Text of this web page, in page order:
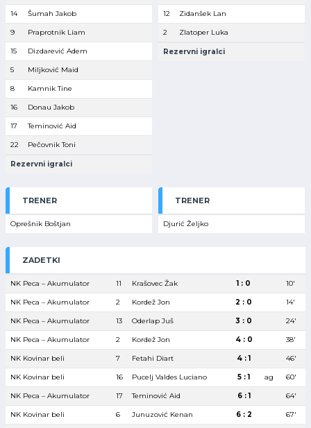
14 Šumah Jakob
9 Praprotnik Liam
15 Dizdarević Adem
5 Miljković Maid
8 Kamnik Tine
16 Donau Jakob
17 Teminović Aid
22 Pečovnik Toni
Rezervni igralci
12 Zidanšek Lan
2 Zlatoper Luka
Rezervni igralci
TRENER
Oprešnik Boštjan
TRENER
Djurić Željko
ZADETKI
NK Peca – Akumulator 11 Krašovec Žak 1 : 0 10′
NK Peca – Akumulator 2 Kordež Jon 2 : 0 14′
NK Peca – Akumulator 13 Oderlap Juš 3 : 0 24′
NK Peca – Akumulator 2 Kordež Jon 4 : 0 38′
NK Kovinar beli 7 Fetahi Diart 4 : 1 46′
NK Kovinar beli 16 Pucelj Valdes Luciano 5 : 1 ag 60′
NK Peca – Akumulator 17 Teminović Aid 6 : 1 64′
NK Kovinar beli 6 Junuzović Kenan 6 : 2 67′